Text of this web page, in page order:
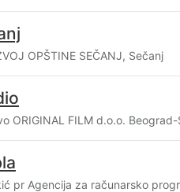
OPŠTINE SEČANJ, Sečanj
ORIGINAL FILM d.o.o.
pr Agencija za računarsko